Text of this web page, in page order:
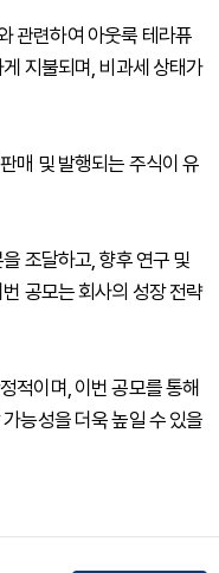
관련하여 아웃룩 테라퓨
지불되며, 비과세 상태가
매 및 발행되는 주식이 유
조달하고, 향후 연구 및
공모는 회사의 성장 전략
적이며, 이번 공모를 통해
능성을 더욱 높일 수 있을